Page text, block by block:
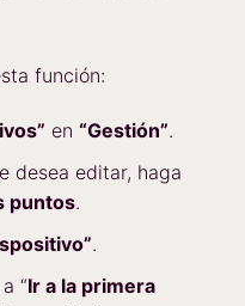
función:
en “Gestión”.
desea editar, haga
puntos.
.
“Ir a la primera